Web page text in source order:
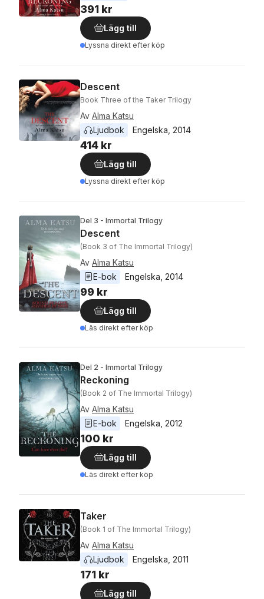
391 kr
Lägg till
Lyssna direkt efter köp
Descent
Book Three of the Taker Trilogy
Av Alma Katsu
Ljudbok
Engelska 2014
414 kr
Lägg till
Lyssna direkt efter köp
Del 3 - Immortal Trilogy
Descent
(Book 3 of The Immortal Trilogy)
Av Alma Katsu
E-bok
Engelska 2014
99 kr
Lägg till
Läs direkt efter köp
Del 2 - Immortal Trilogy
Reckoning
(Book 2 of The Immortal Trilogy)
Av Alma Katsu
E-bok
Engelska 2012
100 kr
Lägg till
Läs direkt efter köp
Taker
(Book 1 of The Immortal Trilogy)
Av Alma Katsu
Ljudbok
Engelska 2011
171 kr
Lägg till